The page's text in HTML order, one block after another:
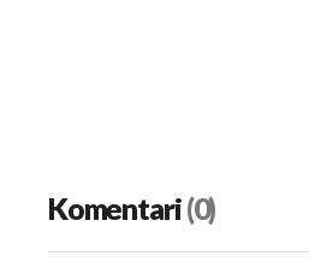
Komentari(0)